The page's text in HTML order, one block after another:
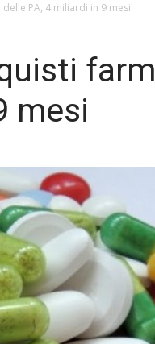
PA, 4 miliardi in 9 mesi
mesi